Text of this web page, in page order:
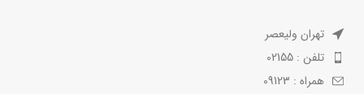
تهران ولیعصر
تلفن : 02155
همراه : 09123